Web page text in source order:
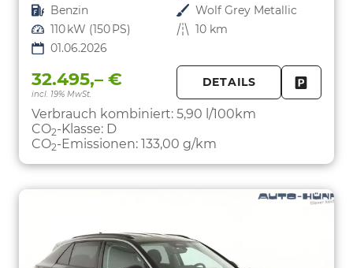
Kraftstoff Benzin Außenfarbe Wolf Grey Metallic
Leistung 110 kW (150 PS) Kilometerstand 10 km
01.06.2026
32.495,– €
incl. 19% MwSt.
DETAILS
Verbrauch kombiniert: 5,90 l/100km
CO2-Klasse: D
CO2-Emissionen: 133,00 g/km